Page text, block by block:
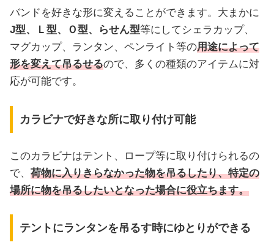
バンドを好きな形に変えることができます。大まかに
J型、Ｌ型、Ｏ型、らせん型等にしてシェラカップ、
マグカップ、ランタン、ペンライト等の用途によって
形を変えて吊るせるので、多くの種類のアイテムに対
応が可能です。
カラビナで好きな所に取り付け可能
このカラビナはテント、ロープ等に取り付けられるの
で、 荷物に入りきらなかった物を吊るしたり、特定の
場所に物を吊るしたいとなった場合に役立ちます。
テントにランタンを吊るす時にゆとりができる